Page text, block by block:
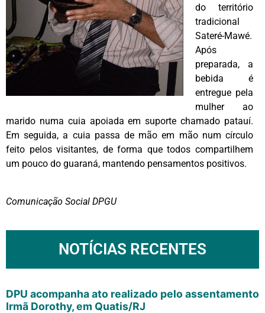
do território
tradicional
Sateré-Mawé.
Após
preparada, a
bebida é
entregue pela
mulher ao
marido numa cuia apoiada em suporte chamado patauí.
Em seguida, a cuia passa de mão em mão num círculo
feito pelos visitantes, de forma que todos compartilhem
um pouco do guaraná, mantendo pensamentos positivos.
Comunicação Social DPGU
NOTÍCIAS RECENTES
DPU acompanha ato realizado pelo assentamento
Irmã Dorothy, em Quatis/RJ